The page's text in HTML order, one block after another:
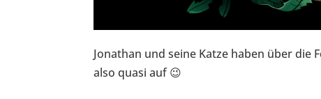
Jonathan und seine Katze haben über die
also quasi auf 😉